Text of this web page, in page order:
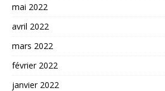
mai 2022
avril 2022
mars 2022
février 2022
janvier 2022